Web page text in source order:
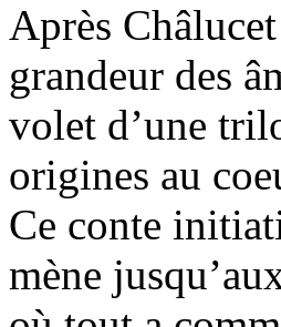
Après
grandeur des
volet d’une
origines au
Ce conte
mène